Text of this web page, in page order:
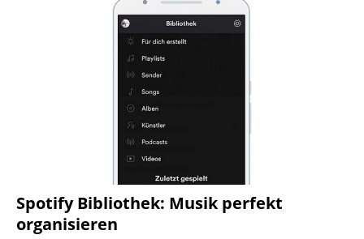
Spotify Bibliothek: Musik perfekt
organisieren